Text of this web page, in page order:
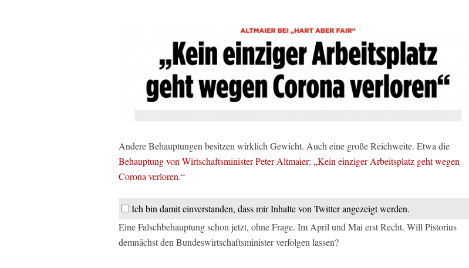
Andere Behauptungen besitzen wirklich Gewicht. Auch eine große Reichweite. Etwa die
Behauptung von Wirtschaftsminister Peter Altmaier: „Kein einziger Arbeitsplatz geht wegen
Corona verloren.“
Ich bin damit einverstanden, dass mir Inhalte von Twitter angezeigt werden.
Eine Falschbehauptung schon jetzt, ohne Frage. Im April und Mai erst Recht. Will Pistorius
demnächst den Bundeswirtschaftsminister verfolgen lassen?